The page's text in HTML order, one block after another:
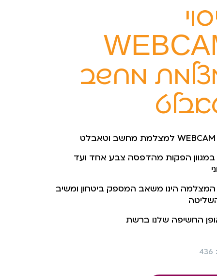
מחשב
במגוון הפקות מהדפסה צבע אחד ועד
המצלמה הינו משאב המספק ביטחון ומשיב
החשיפה שלנו ברשת